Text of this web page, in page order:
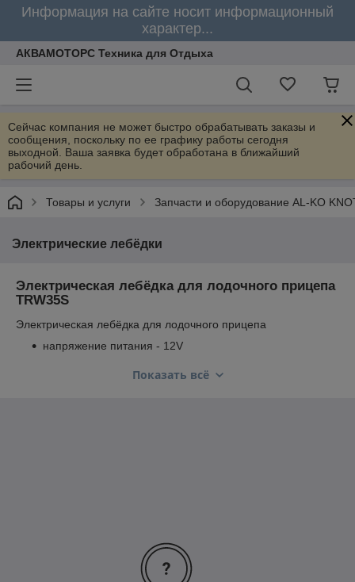
Информация на сайте носит информационный
характер...
АКВАМОТОРС Техника для Отдыха
Сейчас компания не может быстро обрабатывать заказы и
сообщения, поскольку по ее графику работы сегодня
выходной. Ваша заявка будет обработана в ближайший
рабочий день.
Товары и услуги Запчасти и оборудование AL-KO
Электрические лебёдки
Электрическая лебёдка для лодочного прицепа
TRW35S
Электрическая лебёдка для лодочного прицепа
напряжение питания - 12V
Показать всё